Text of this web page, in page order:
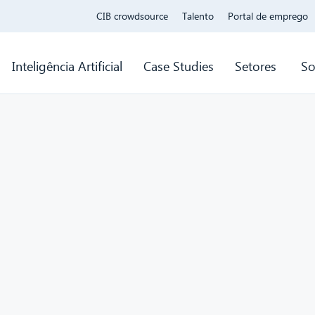
CIB crowdsource Talento Portal de emprego
Inteligência Artificial Case Studies Setores